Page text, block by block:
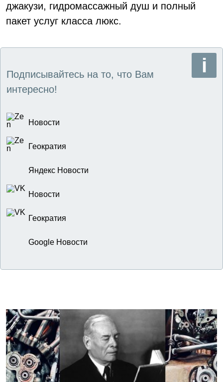
джакузи, гидромассажный душ и полный
пакет услуг класса люкс.
Подписывайтесь на то, что Вам
интересно!
Новости
Геократия
Яндекс Новости
Новости
Геократия
Google Новости